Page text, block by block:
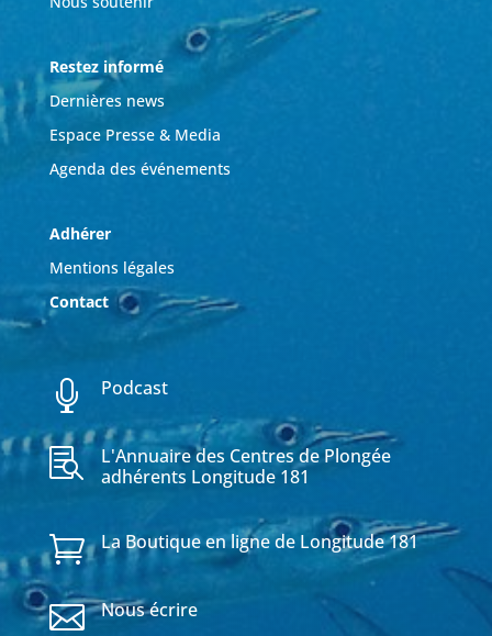
Restez informé
Dernières news
Espace Presse & Media
Agenda des événements
Adhérer
Mentions légales
Contact
 Podcast

L'Annuaire des Centres de Plongée
adhérents Longitude 181
 La Boutique en ligne de Longitude 181
 Nous écrire